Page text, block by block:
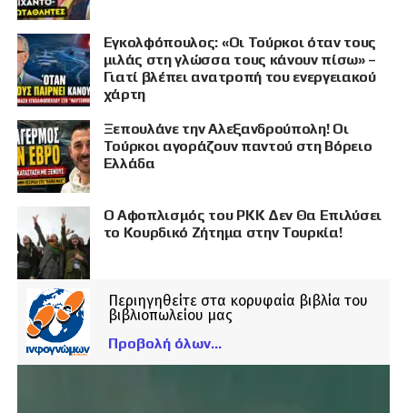
Εγκολφόπουλος: «Οι Τούρκοι όταν τους
μιλάς στη γλώσσα τους κάνουν πίσω» –
Γιατί βλέπει ανατροπή του ενεργειακού
χάρτη
Ξεπουλάνε την Αλεξανδρούπολη! Οι
Τούρκοι αγοράζουν παντού στη Βόρειο
Ελλάδα
Ο Αφοπλισμός του PKK Δεν Θα Επιλύσει
το Κουρδικό Ζήτημα στην Τουρκία!
Περιηγηθείτε στα κορυφαία βιβλία του
βιβλιοπωλείου μας
Προβολή όλων